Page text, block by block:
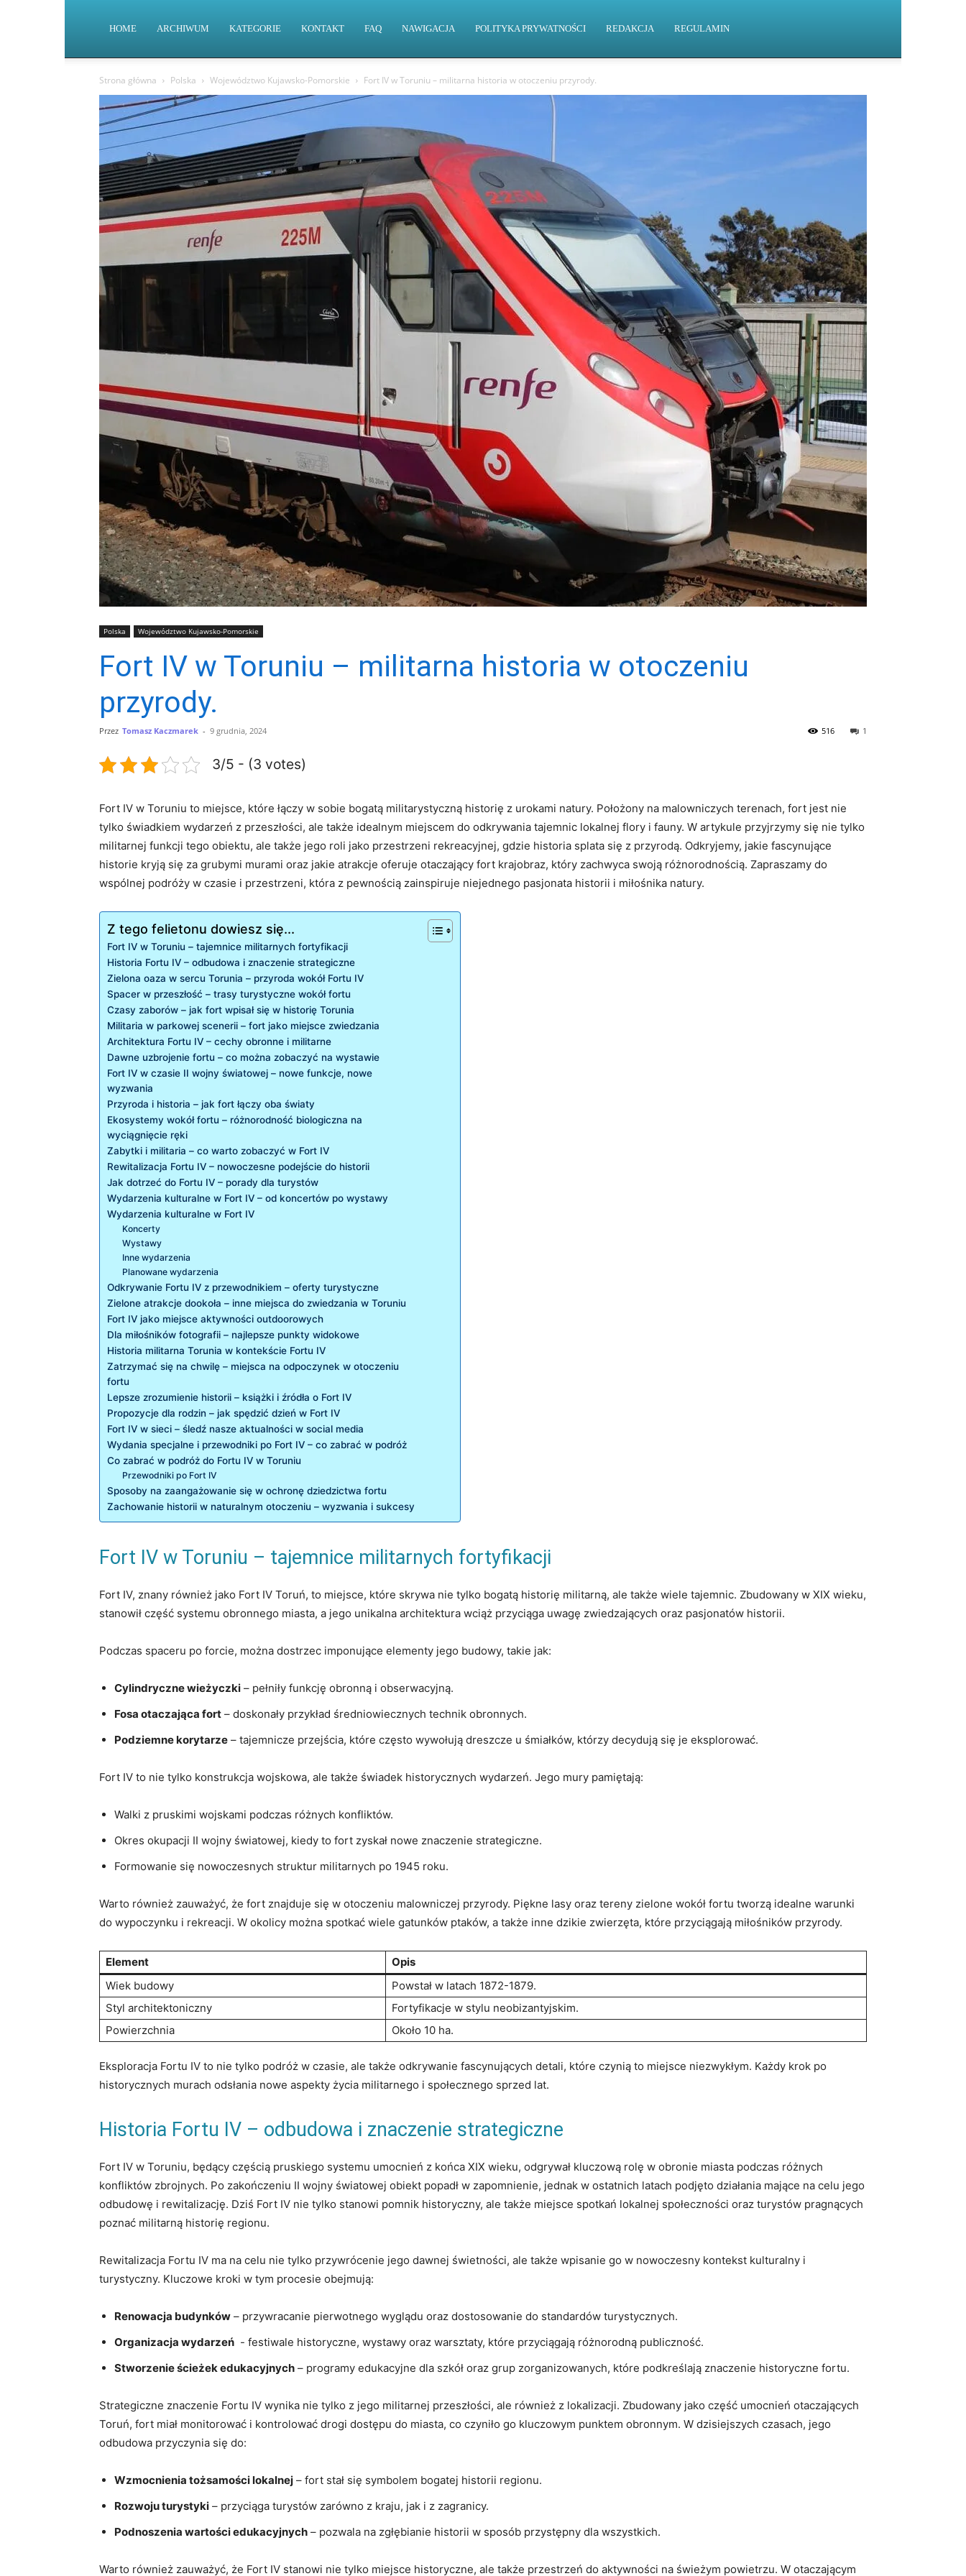
HOME ARCHIWUM KATEGORIE KONTAKT FAQ NAWIGACJA POLITYKA PRYWATNOŚCI REDAKCJA REGULAMIN
Strona główna Polska Województwo Kujawsko-Pomorskie Fort IV w Toruniu – militarna historia w otoczeniu przyrody.
Polska Województwo Kujawsko-Pomorskie
Fort IV w Toruniu – militarna historia w otoczeniu
przyrody.
Przez Tomasz Kaczmarek - 9 grudnia, 2024 1
516
3/5 - (3 votes)
Fort IV w Toruniu to miejsce,⁤ które łączy w sobie bogatą militarystyczną historię⁣ z urokami natury. Położony na malowniczych terenach, fort jest nie
tylko świadkiem wydarzeń⁤ z przeszłości, ale także⁤ idealnym⁢ miejscem do odkrywania ⁣tajemnic lokalnej flory ⁤i fauny. W ‍artykule ⁤przyjrzymy się nie tylko
militarnej funkcji tego obiektu, ale ⁣także jego roli jako przestrzeni rekreacyjnej, gdzie historia splata się⁢ z przyrodą. Odkryjemy, jakie fascynujące⁤
historie kryją się ‌za grubymi murami‍ oraz jakie atrakcje oferuje otaczający ​fort krajobraz, ⁤który zachwyca swoją różnorodnością. Zapraszamy do
wspólnej podróży w czasie i przestrzeni, ‌która z pewnością zainspiruje ⁣niejednego‌ pasjonata historii i⁣ miłośnika⁣ natury.
Z tego felietonu dowiesz się...
Fort‌ IV w Toruniu – tajemnice militarnych​ fortyfikacji
Historia Fortu IV – odbudowa i znaczenie strategiczne
Zielona oaza w⁢ sercu⁣ Torunia –⁣ przyroda wokół‍ Fortu IV
Spacer w przeszłość – trasy turystyczne ⁢wokół fortu
Czasy⁣ zaborów – jak fort wpisał się w ‌historię Torunia
Militaria w ⁢parkowej scenerii – fort jako miejsce zwiedzania
Architektura Fortu⁢ IV – cechy obronne i militarne
Dawne uzbrojenie fortu‌ – co można zobaczyć na wystawie
Fort IV w⁣ czasie II wojny światowej –‍ nowe funkcje,​ nowe
wyzwania
Przyroda i historia – jak fort łączy ​oba ⁣światy
Ekosystemy wokół fortu –‌ różnorodność⁤ biologiczna na
wyciągnięcie ręki
Zabytki i militaria – co warto zobaczyć⁣ w Fort IV
Rewitalizacja Fortu IV – nowoczesne‍ podejście do historii
Jak dotrzeć do Fortu IV – porady dla turystów
Wydarzenia kulturalne w Fort​ IV – od‌ koncertów po⁢ wystawy
Wydarzenia kulturalne w⁢ Fort IV
Koncerty
Wystawy
Inne wydarzenia
Planowane⁣ wydarzenia
Odkrywanie ‍Fortu IV⁤ z przewodnikiem – oferty turystyczne
Zielone atrakcje dookoła ⁢– inne miejsca do zwiedzania w Toruniu
Fort ⁢IV‍ jako miejsce aktywności outdoorowych
Dla miłośników fotografii – najlepsze ‌punkty widokowe
Historia ⁤militarna Torunia w kontekście Fortu IV
Zatrzymać się na chwilę – miejsca na odpoczynek w ⁢otoczeniu
fortu
Lepsze‍ zrozumienie historii – książki i źródła o Fort ⁤IV
Propozycje ‌dla rodzin ​– jak​ spędzić dzień w Fort ‌IV
Fort IV w sieci –⁤ śledź ​nasze aktualności w social media
Wydania specjalne i przewodniki po Fort ⁣IV – co⁤ zabrać‌ w podróż
Co zabrać w podróż do Fortu IV w Toruniu
Przewodniki po Fort IV
Sposoby na zaangażowanie się⁤ w⁣ ochronę dziedzictwa fortu
Zachowanie historii w naturalnym otoczeniu – wyzwania‍ i sukcesy
Fort‌ IV w Toruniu – tajemnice militarnych​ fortyfikacji
Fort IV, znany również jako Fort IV Toruń, to miejsce, które skrywa nie ‍tylko bogatą‍ historię militarną, ale⁢ także wiele tajemnic. Zbudowany w⁣ XIX wieku,⁤
stanowił część systemu​ obronnego miasta, a jego⁤ unikalna architektura wciąż przyciąga uwagę zwiedzających oraz pasjonatów historii.
Podczas spaceru po forcie, można dostrzec imponujące elementy‌ jego budowy, takie ​jak:
Cylindryczne wieżyczki – pełniły funkcję obronną i obserwacyjną.
Fosa otaczająca fort – doskonały przykład średniowiecznych technik⁤ obronnych.
Podziemne korytarze – tajemnicze przejścia, które często wywołują ‍dreszcze‍ u śmiałków, którzy ⁣decydują się ⁢je eksplorować.
Fort ​IV to nie tylko konstrukcja wojskowa, ale także świadek⁤ historycznych wydarzeń. Jego mury pamiętają:
Walki z pruskimi wojskami podczas różnych ⁢konfliktów.
Okres⁤ okupacji II wojny światowej, kiedy ‌to fort ​zyskał nowe⁤ znaczenie strategiczne.
Formowanie się nowoczesnych struktur⁤ militarnych po ⁣1945 roku.
Warto również zauważyć, że fort znajduje się w otoczeniu malowniczej⁤ przyrody. Piękne lasy​ oraz tereny zielone wokół fortu tworzą‌ idealne warunki
do wypoczynku i rekreacji. W okolicy ⁤można spotkać ⁣wiele gatunków ptaków, a także inne dzikie zwierzęta, które przyciągają miłośników przyrody.
Element
Opis
Wiek budowy
Powstał w latach 1872-1879.
Styl‍ architektoniczny
Fortyfikacje w stylu neobizantyjskim.
Powierzchnia
Około 10 ⁤ha.
Eksploracja Fortu IV to ⁤nie tylko podróż w czasie,⁤ ale także odkrywanie fascynujących⁣ detali, które czynią to miejsce ‍niezwykłym. Każdy krok po‍
historycznych murach ⁤odsłania nowe⁣ aspekty życia ⁤militarnego ⁤i społecznego sprzed ⁢lat.
Historia Fortu IV – odbudowa i znaczenie strategiczne
Fort IV w Toruniu, będący częścią pruskiego systemu umocnień ​z końca XIX wieku, odgrywał kluczową rolę ⁢w obronie miasta podczas różnych
konfliktów zbrojnych. Po zakończeniu II‌ wojny​ światowej obiekt popadł ⁤w ‍zapomnienie,⁣ jednak w ‌ostatnich latach podjęto ⁣działania mające na celu⁣ jego
odbudowę⁢ i rewitalizację. ⁣Dziś Fort ⁣IV nie tylko ⁣stanowi‌ pomnik historyczny, ale ⁣także miejsce spotkań lokalnej ​społeczności oraz‍ turystów⁢ pragnących
poznać militarną ⁤historię regionu.
Rewitalizacja Fortu IV ma na celu nie tylko​ przywrócenie jego dawnej świetności, ale także wpisanie go w⁢ nowoczesny kontekst⁢ kulturalny i
turystyczny. Kluczowe​ kroki w tym procesie obejmują:
Renowacja⁣ budynków – przywracanie pierwotnego‍ wyglądu oraz dostosowanie do ‌standardów turystycznych.
Organizacja wydarzeń ⁣ -⁢ festiwale historyczne, wystawy oraz warsztaty, które przyciągają różnorodną publiczność.
Stworzenie​ ścieżek edukacyjnych – programy edukacyjne dla szkół oraz grup zorganizowanych, które podkreślają znaczenie ⁢historyczne ⁤fortu.
Strategiczne znaczenie Fortu IV wynika nie tylko⁤ z jego militarnej przeszłości,⁣ ale również z⁤ lokalizacji. ⁢Zbudowany jako⁣ część umocnień otaczających
Toruń, fort miał monitorować i⁤ kontrolować drogi dostępu do⁤ miasta,⁢ co czyniło go kluczowym⁤ punktem ⁣obronnym. W dzisiejszych‍ czasach, jego
odbudowa przyczynia się do:
Wzmocnienia tożsamości lokalnej – fort stał się symbolem bogatej⁣ historii regionu.
Rozwoju‍ turystyki – przyciąga turystów zarówno z kraju, jak ⁣i​ z zagranicy.
Podnoszenia wartości edukacyjnych – pozwala ⁤na ⁣zgłębianie historii w ‍sposób przystępny ⁤dla wszystkich.
Warto również zauważyć, że Fort⁢ IV⁤ stanowi nie tylko ⁤miejsce⁣ historyczne, ale ⁢także ⁢przestrzeń do ⁣aktywności na świeżym powietrzu.⁣ W otaczającym